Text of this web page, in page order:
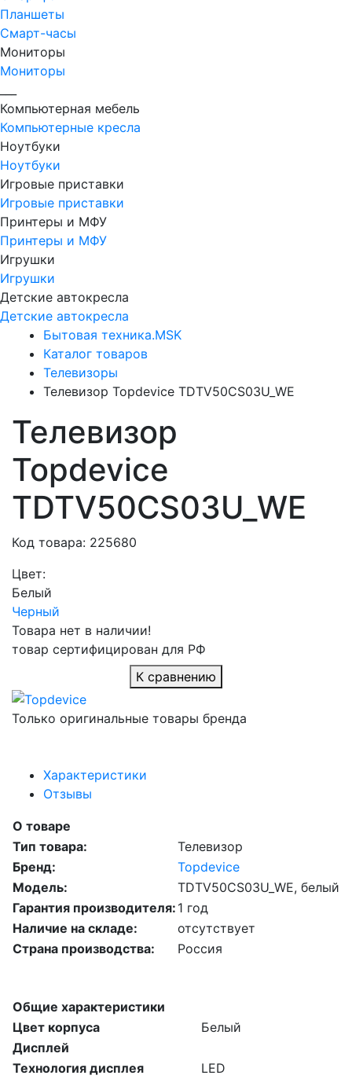
Планшеты
Смарт-часы
Мониторы
Мониторы
Компьютерная мебель
Компьютерные кресла
Ноутбуки
Ноутбуки
Игровые приставки
Игровые приставки
Принтеры и МФУ
Принтеры и МФУ
Игрушки
Игрушки
Детские автокресла
Детские автокресла
Бытовая техника.MSK
Каталог товаров
Телевизоры
Телевизор Topdevice TDTV50CS03U_WE
Телевизор
Topdevice
TDTV50CS03U_WE
Код товара: 225680
Цвет:
Белый
Черный
Товара нет в наличии!
товар сертифицирован для РФ
К сравнению
Только оригинальные товары бренда
Характеристики
Отзывы
Общие характеристики
Цвет корпуса
Белый
Дисплей
Технология дисплея
LED
О товаре
Тип товара:
Телевизор
Бренд:
Topdevice
Модель:
TDTV50CS03U_WE, белый
Гарантия производителя: 1 год
Наличие на складе:
отсутствует
Страна производства:
Россия